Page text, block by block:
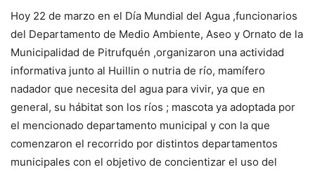
Hoy 22 de marzo en el Día Mundial del Agua ,funcionarios
del Departamento de Medio Ambiente, Aseo y Ornato de la
Municipalidad de Pitrufquén ,organizaron una actividad
informativa junto al Huillin o nutria de río, mamífero
nadador que necesita del agua para vivir, ya que en
general, su hábitat son los ríos ; mascota ya adoptada por
el mencionado departamento municipal y con la que
comenzaron el recorrido por distintos departamentos
municipales con el objetivo de concientizar el uso del